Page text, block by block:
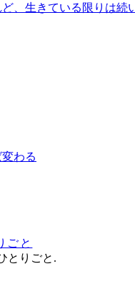
、生きている限りは
わる
ごと
とりごと.